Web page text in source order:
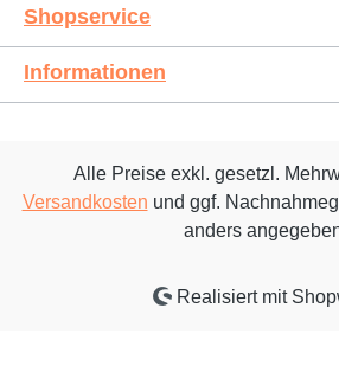
Shopservice
Informationen
Alle Preise exkl. gesetzl.
Versandkosten und ggf.
anders
Realisiert mit